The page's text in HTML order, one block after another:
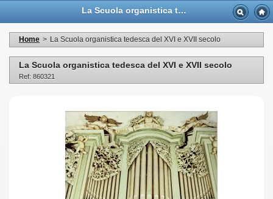
La Scuola organistica tedesca del XVI e XVII secolo - Casa Musicale Eco
Home > La Scuola organistica tedesca del XVI e XVII secolo
La Scuola organistica tedesca del XVI e XVII secolo
Ref: 860321